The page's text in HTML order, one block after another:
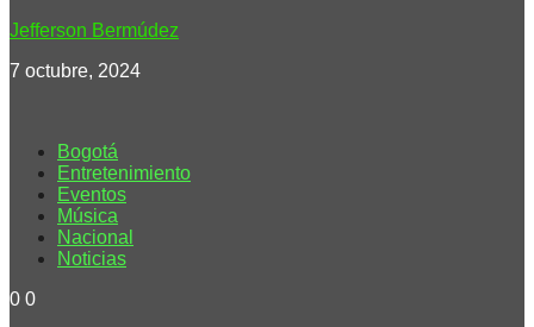
Jefferson Bermúdez
7 octubre, 2024
Bogotá
Entretenimiento
Eventos
Música
Nacional
Noticias
0 0